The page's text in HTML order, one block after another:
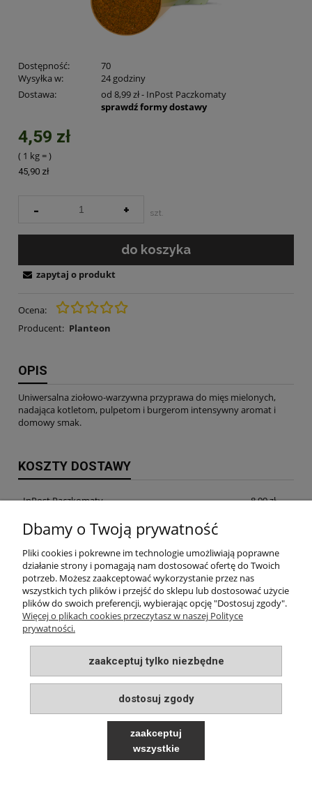
Dostępność:
70
Wysyłka w:
24 godziny
Dostawa:
od 8,99 zł- InPost Paczkomaty
sprawdź formy dostawy
4,59 zł
( 1 kg=
45,90 zł
)
- + szt.
do koszyka
Ocena:
Producent: Planteon
zapytaj o produkt
OPIS
Uniwersalna ziołowo-warzywna przyprawa do mięs mielonych,
nadająca kotletom, pulpetom i burgerom intensywny aromat i
domowy smak.
KOSZTY DOSTAWY
InPost Paczkomaty 8,99 zł
InPost Kurier
odbiór osobisty w siedzibie firmy 0,00 zł
INFORMACJE
PŁATNOŚCI I DOSTAWA
O NAS
Dbamy o Twoją prywatność
Pliki cookies i pokrewne im technologie umożliwiają poprawne
działanie strony i pomagają nam dostosować ofertę do Twoich
potrzeb. Możesz zaakceptować wykorzystanie przez nas
wszystkich tych plików i przejść do sklepu lub dostosować użycie
plików do swoich preferencji, wybierając opcję "Dostosuj zgody".
Więcej o plikach cookies przeczytasz w naszej Polityce
prywatności.
zaakceptuj tylko niezbędne
dostosuj zgody
zaakceptuj
wszystkie